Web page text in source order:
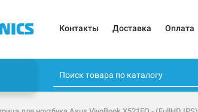
Контакты Доставка Оплата